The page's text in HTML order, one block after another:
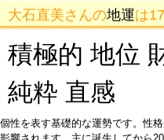
大石直美さんの地運は
積極的 地位
純粋 直感
個性を表す基礎的な運勢です。性